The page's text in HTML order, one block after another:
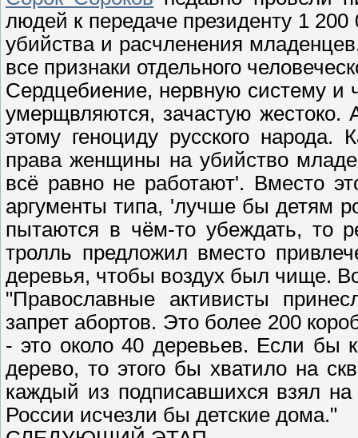
людей к передаче президенту 1
убийства и расчленения
все признаки отдельного
Сердцебиение, нервную систему и
умерщвляются, зачастую жестоко.
этому геноциду русского
права женщины на убийство
всё равно не работают'. Вместо
аргументы типа, 'лучше бы детям
пытаются в чём-то убеждать, то
тролль предложил вместо
деревья, чтобы воздух был чище.
"Православные активисты
запрет абортов. Это более 200
- это около 40 деревьев. Если бы
дерево, то этого бы хватило на
каждый из подписавшихся взял на
России исчезли бы детские дома."